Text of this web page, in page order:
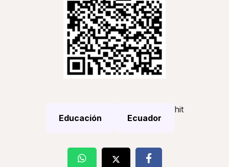
Educación Ecuador
hit